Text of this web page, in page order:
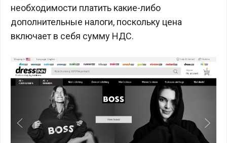
необходимости платить какие-либо
дополнительные налоги, поскольку цена
включает в себя сумму НДС.